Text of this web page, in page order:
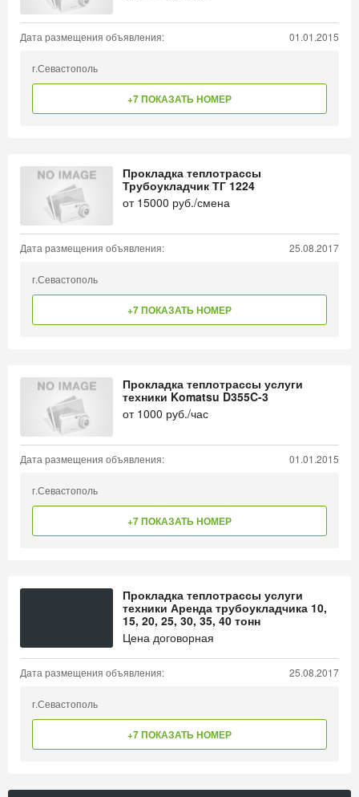
Дата размещения объявления: 01.01.2015
г.Севастополь
+7 ПОКАЗАТЬ НОМЕР
Прокладка теплотрассы
Трубоукладчик ТГ 1224
от 15000 руб./смена
Дата размещения объявления: 25.08.2017
г.Севастополь
+7 ПОКАЗАТЬ НОМЕР
Прокладка теплотрассы услуги
техники Komatsu D355C-3
от 1000 руб./час
Дата размещения объявления: 01.01.2015
г.Севастополь
+7 ПОКАЗАТЬ НОМЕР
Прокладка теплотрассы услуги
техники Аренда трубоукладчика 10,
15, 20, 25, 30, 35, 40 тонн
Цена договорная
Дата размещения объявления: 25.08.2017
г.Севастополь
+7 ПОКАЗАТЬ НОМЕР